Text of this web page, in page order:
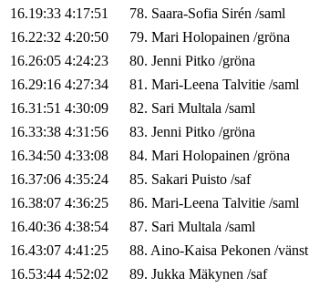
16.19:33 4:17:51 78. Saara-Sofia Sirén /saml
16.22:32 4:20:50 79. Mari Holopainen /gröna
16.26:05 4:24:23 80. Jenni Pitko /gröna
16.29:16 4:27:34 81. Mari-Leena Talvitie /saml
16.31:51 4:30:09 82. Sari Multala /saml
16.33:38 4:31:56 83. Jenni Pitko /gröna
16.34:50 4:33:08 84. Mari Holopainen /gröna
16.37:06 4:35:24 85. Sakari Puisto /saf
16.38:07 4:36:25 86. Mari-Leena Talvitie /saml
16.40:36 4:38:54 87. Sari Multala /saml
16.43:07 4:41:25 88. Aino-Kaisa Pekonen /vänst
16.53:44 4:52:02 89. Jukka Mäkynen /saf